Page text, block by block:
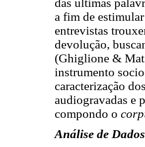
a fim de
entrevistas
devolução,
(Ghiglione &
instrumento
caracterização
audiogravadas e
compondo o
Análise de Dados